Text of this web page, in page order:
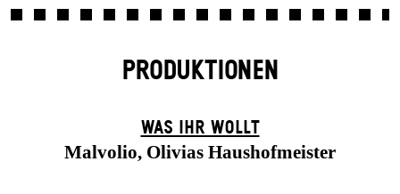
PRODUKTIONEN
WAS IHR WOLLT
Malvolio, Olivias Haushofmeister